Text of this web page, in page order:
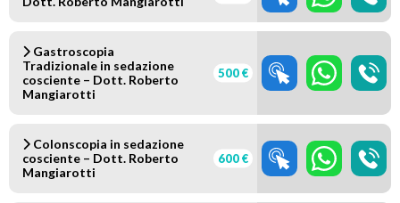
Gastroscopia
Tradizionale in sedazione
cosciente – Dott. Roberto
Mangiarotti
500 €
Colonscopia in sedazione
cosciente – Dott. Roberto
Mangiarotti
600 €